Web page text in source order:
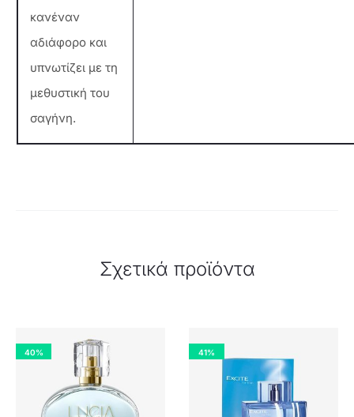
κανέναν
αδιάφορο και
υπνωτίζει με τη
μεθυστική του
σαγήνη.
Σχετικά προϊόντα
40% 41%